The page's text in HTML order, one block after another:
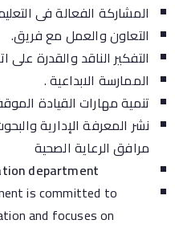
المشاركة الفعالة فى
التعاون والعمل مع فريق.
التفكير الناقد والقدرة على
الممارسة الابداعية .
تنمية مهارات القيادة
نشر المعرفة الإدارية
مرافق الرعاية الصحية
department
is committed to
and focuses on: